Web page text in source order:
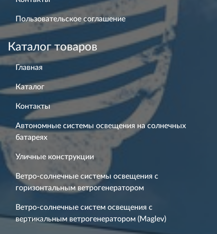
Пользовательское соглашение
Каталог товаров
Главная
Каталог
Контакты
Автономные системы освещения на солнечных
батареях
Уличные конструкции
Ветро-солнечные системы освещения с
горизонтальным ветрогенератором
Ветро-солнечные систем освещения с
вертикальным ветрогенератором (Maglev)